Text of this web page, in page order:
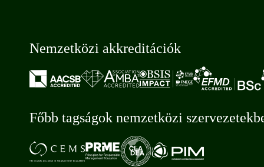
Nemzetközi akkreditációk
Főbb tagságok nemzetközi